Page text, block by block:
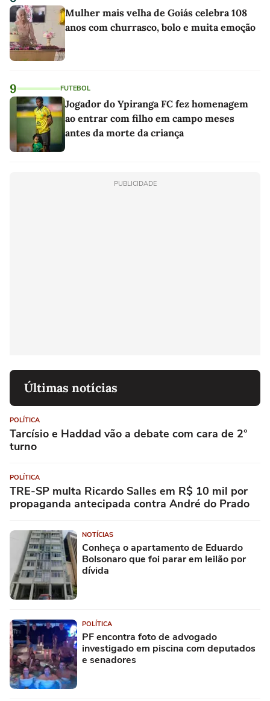
Mulher mais velha de Goiás celebra 108
anos com churrasco, bolo e muita emoção
9 FUTEBOL
Jogador do Ypiranga FC fez homenagem
ao entrar com filho em campo meses
antes da morte da criança
PUBLICIDADE
Últimas notícias
POLÍTICA
Tarcísio e Haddad vão a debate com cara de 2°
turno
POLÍTICA
TRE-SP multa Ricardo Salles em R$ 10 mil por
propaganda antecipada contra André do Prado
NOTÍCIAS
Conheça o apartamento de Eduardo
Bolsonaro que foi parar em leilão por
dívida
POLÍTICA
PF encontra foto de advogado
investigado em piscina com deputados
e senadores